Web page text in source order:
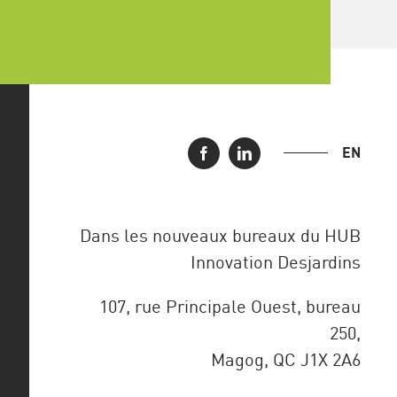
EN
Dans les nouveaux bureaux du HUB
Innovation Desjardins
107, rue Principale Ouest, bureau
250,
Magog, QC J1X 2A6